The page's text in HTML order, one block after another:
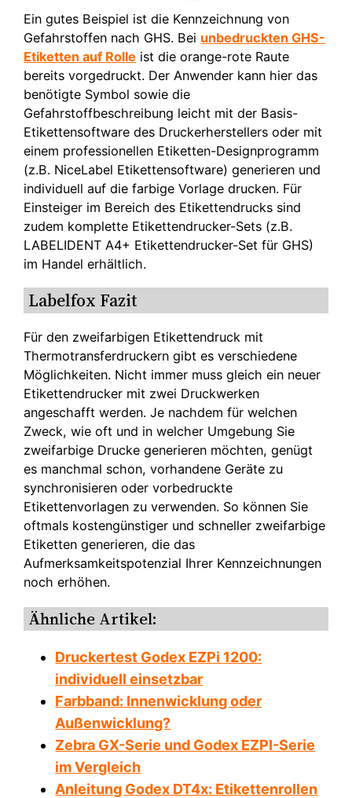
Ein gutes Beispiel ist die Kennzeichnung von
Gefahrstoffen nach GHS. Bei unbedruckten GHS-
Etiketten auf Rolle ist die orange-rote Raute
bereits vorgedruckt. Der Anwender kann hier das
benötigte Symbol sowie die
Gefahrstoffbeschreibung leicht mit der Basis-
Etikettensoftware des Druckerherstellers oder mit
einem professionellen Etiketten-Designprogramm
(z.B. NiceLabel Etikettensoftware) generieren und
individuell auf die farbige Vorlage drucken. Für
Einsteiger im Bereich des Etikettendrucks sind
zudem komplette Etikettendrucker-Sets (z.B.
LABELIDENT A4+ Etikettendrucker-Set für GHS)
im Handel erhältlich.
Labelfox Fazit
Für den zweifarbigen Etikettendruck mit
Thermotransferdruckern gibt es verschiedene
Möglichkeiten. Nicht immer muss gleich ein neuer
Etikettendrucker mit zwei Druckwerken
angeschafft werden. Je nachdem für welchen
Zweck, wie oft und in welcher Umgebung Sie
zweifarbige Drucke generieren möchten, genügt
es manchmal schon, vorhandene Geräte zu
synchronisieren oder vorbedruckte
Etikettenvorlagen zu verwenden. So können Sie
oftmals kostengünstiger und schneller zweifarbige
Etiketten generieren, die das
Aufmerksamkeitspotenzial Ihrer Kennzeichnungen
noch erhöhen.
Ähnliche Artikel:
Druckertest Godex EZPi 1200:
individuell einsetzbar
Farbband: Innenwicklung oder
Außenwicklung?
Zebra GX-Serie und Godex EZPI-Serie
im Vergleich
Anleitung Godex DT4x: Etikettenrollen